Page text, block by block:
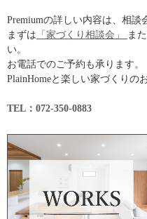
Premiumの詳しい内容は、相談
まずは 「家づくり相談会」 ま
い。
お電話でのご予約も承ります。
PlainHomeと楽しい家づくりの
TEL：072-350-0883